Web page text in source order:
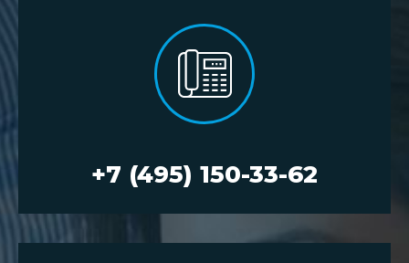
+7 (495) 150-33-62